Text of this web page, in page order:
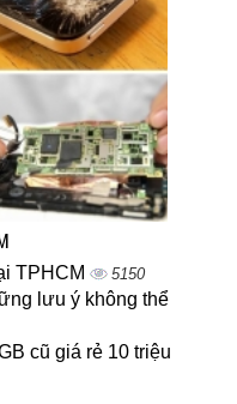
TPHCM 5150
lưu ý không thể
cũ giá rẻ 10 triệu